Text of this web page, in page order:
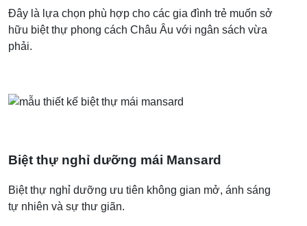
Đây là lựa chọn phù hợp cho các gia đình trẻ muốn sở
hữu biệt thự phong cách Châu Âu với ngân sách vừa
phải.
Biệt thự nghỉ dưỡng mái Mansard
Biệt thự nghỉ dưỡng ưu tiên không gian mở, ánh sáng
tự nhiên và sự thư giãn.